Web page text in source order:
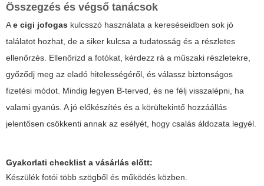
Összegzés és végső tanácsok
Ae cigi jofogas kulcsszó használata a kereséseidben sok jó
találatot hozhat, de a siker kulcsa a tudatosság és a részletes
ellenőrzés. Ellenőrizd a fotókat, kérdezz rá a műszaki részletekre,
győződj meg az eladó hitelességéről, és válassz biztonságos
fizetési módot. Mindig legyen B-terved, és ne félj visszalépni, ha
valami gyanús. A jó előkészítés és a körültekintő hozzáállás
jelentősen csökkenti annak az esélyét, hogy csalás áldozata legyél.
Gyakorlati checklist a vásárlás előtt:
Készülék fotói több szögből és működés közben.